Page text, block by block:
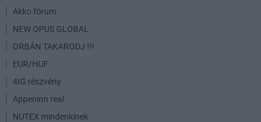
Akko fórum
NEW OPUS GLOBAL
ORBÁN TAKARODJ !!!
EUR/HUF
4IG részvény
Appeninn real
NUTEX mindenkinek